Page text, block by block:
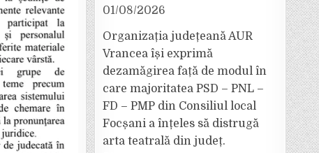
01/08/2026
Organizația județeană AUR
Vrancea își exprimă
dezamăgirea față de modul în
care majoritatea PSD – PNL –
FD – PMP din Consiliul local
Focșani a înțeles să distrugă
arta teatrală din județ.